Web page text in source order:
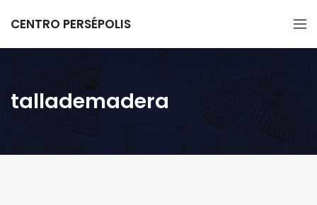
CENTRO PERSÉPOLIS
tallademadera